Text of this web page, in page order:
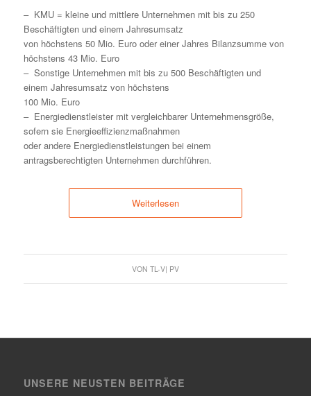
– KMU = kleine und mittlere Unternehmen mit bis zu 250
Beschäftigten und einem Jahresumsatz
von höchstens 50 Mio. Euro oder einer Jahres Bilanzsumme von
höchstens 43 Mio. Euro
– Sonstige Unternehmen mit bis zu 500 Beschäftigten und
einem Jahresumsatz von höchstens
100 Mio. Euro
– Energiedienstleister mit vergleichbarer Unternehmensgröße,
sofern sie Energieeffizienzmaßnahmen
oder andere Energiedienstleistungen bei einem
antragsberechtigten Unternehmen durchführen.
Weiterlesen
VON TL-V| PV
UNSERE NEUSTEN BEITRÄGE